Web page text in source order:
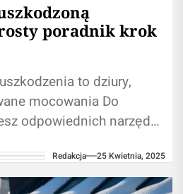
poradnik krok
to dziury,
mocowania Do
odpowiednich narzędzi
uszkodzenia
przedłuża...
Redakcja 25 Kwietnia, 2025